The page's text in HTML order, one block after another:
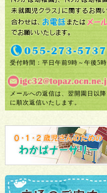
受付時間：平日午前9時～午後5時
メールへの返信は、翌開園日以降
に順次返信いたします。